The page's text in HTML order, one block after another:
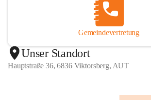
Gemeindevertretung
Unser Standort
Hauptstraße 36, 6836 Viktorsberg, AUT